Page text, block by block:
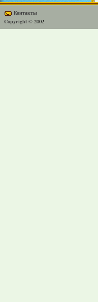
Контакты
Copyright © 2002